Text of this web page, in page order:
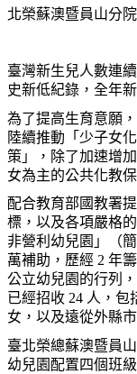
北榮蘇澳暨員山分
臺灣新生兒人數連
史新低紀錄，全年
為了提高生育意願
陸續推動「少子女
策」，除了加速增
女為主的公共化教
配合教育部國教署
標，以及各項嚴格
非營利幼兒園 」
（
萬補助，歷經 2 年
公立幼兒園的行列
已經招收 24 人，
女，以及遠從外縣
臺北榮總蘇澳暨員
幼兒園配置四個班